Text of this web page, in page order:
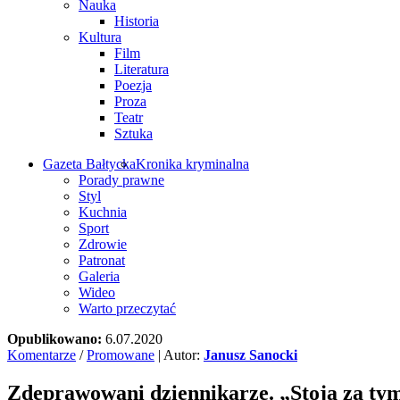
Nauka
Historia
Kultura
Film
Literatura
Poezja
Proza
Teatr
Sztuka
Gazeta BałtyckaKronika kryminalna
Porady prawne
Styl
Kuchnia
Sport
Zdrowie
Patronat
Galeria
Wideo
Warto przeczytać
Opublikowano: 6.07.2020
Komentarze /Promowane | Autor: Janusz Sanocki
Zdeprawowani dziennikarze. „Stoją za